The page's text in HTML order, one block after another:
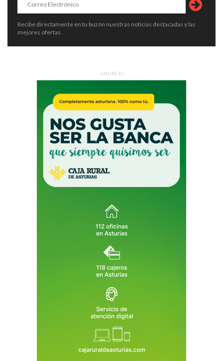
Recibe directamente en tu buzón nuestras noticias destacadas y las
mejores ofertas.
ANUNCIO